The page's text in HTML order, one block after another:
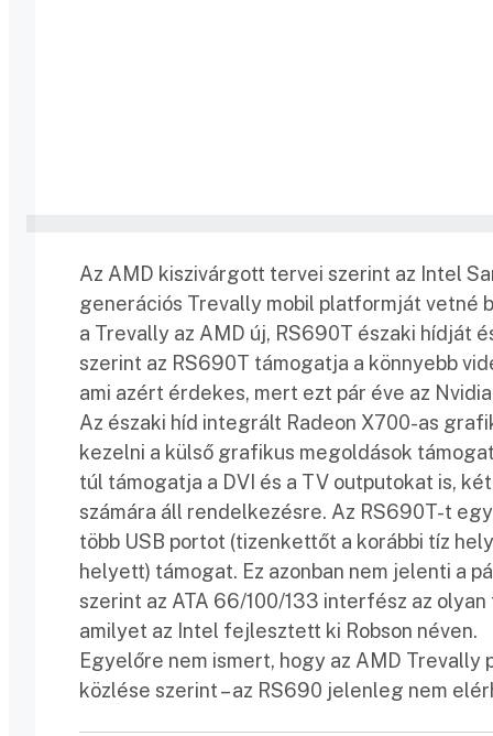
Az AMD kiszivárgott tervei szerint az Intel
generációs Trevally mobil platformját vetné
a Trevally az AMD új, RS690T északi hídját
szerint az RS690T támogatja a könnyebb
ami azért érdekes, mert ezt pár éve az
Az északi híd integrált Radeon X700-as
kezelni a külső grafikus megoldások
túl támogatja a DVI és a TV outputokat is,
számára áll rendelkezésre. Az RS690T-t
több USB portot (tizenkettőt a korábbi tíz
helyett) támogat. Ez azonban nem jelenti a
szerint az ATA 66/100/133 interfész az
amilyet az Intel fejlesztett ki Robson néven.
Egyelőre nem ismert, hogy az AMD
közlése szerint – az RS690 jelenleg nem